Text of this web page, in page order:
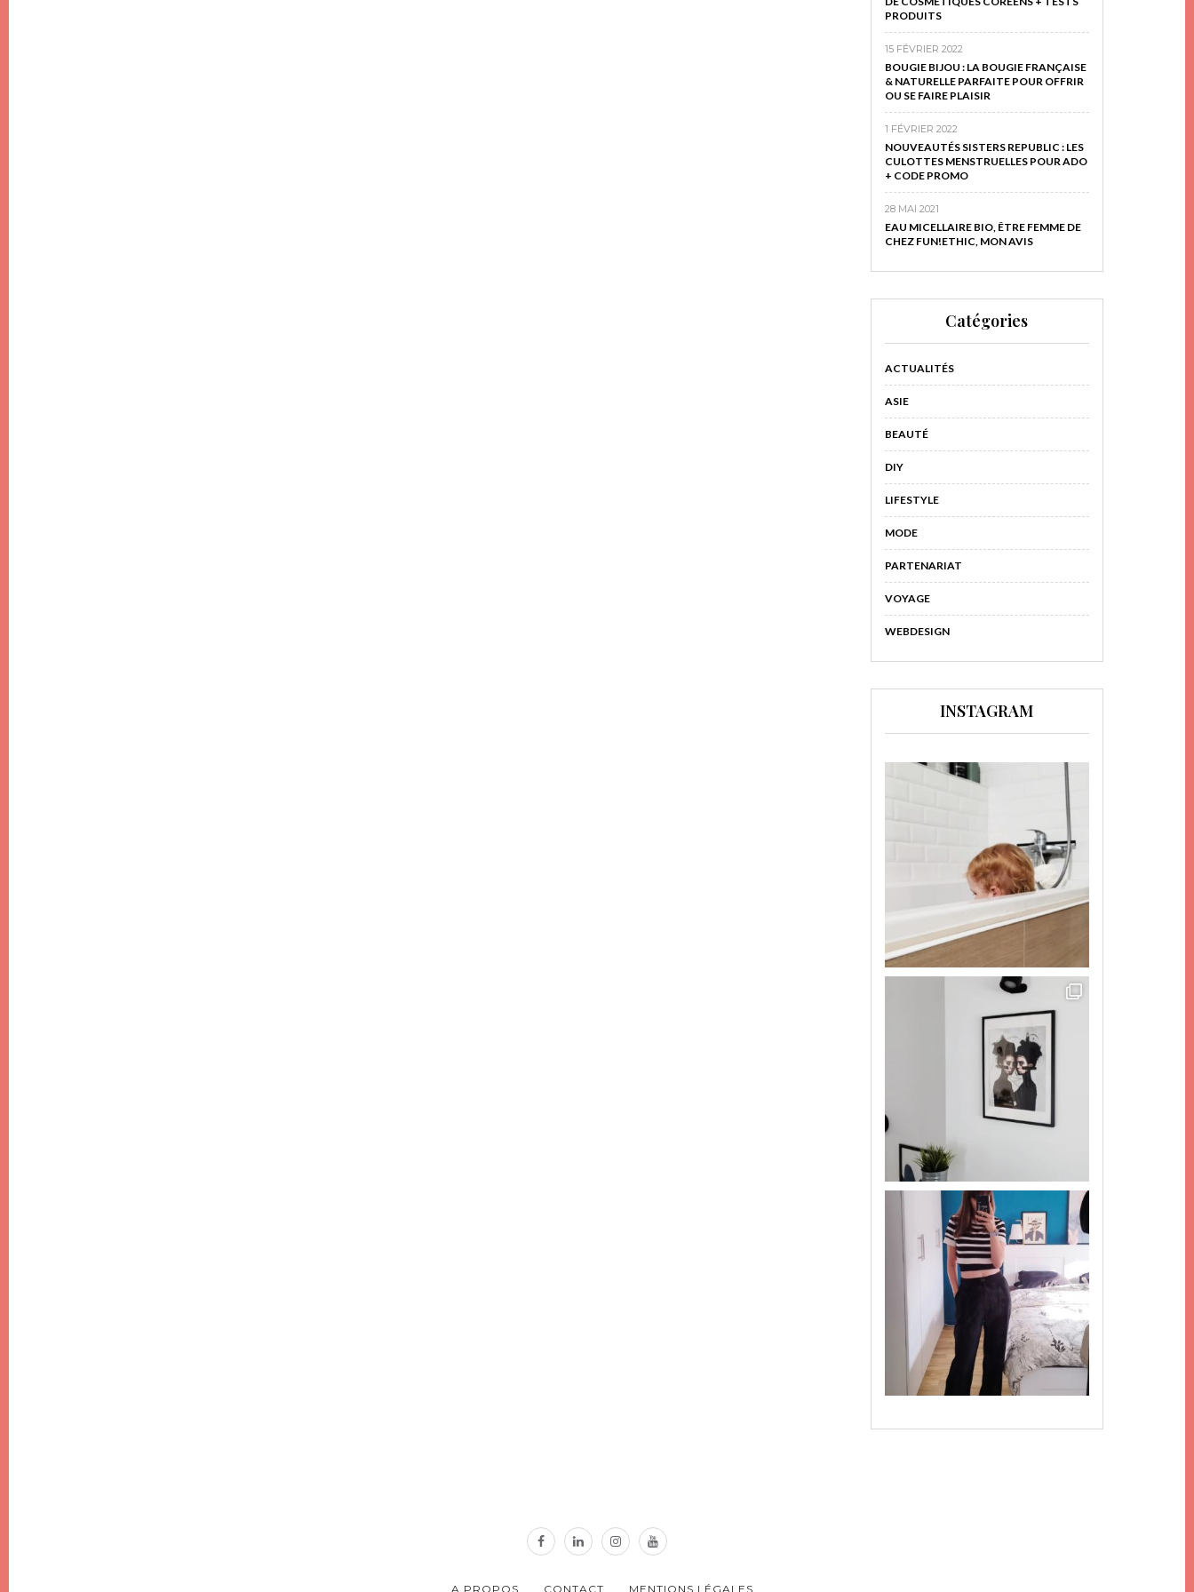
PRODUITS
15 FÉVRIER 2022
BOUGIE BIJOU : LA BOUGIE FRANÇAISE
& NATURELLE PARFAITE POUR OFFRIR
OU SE FAIRE PLAISIR
1 FÉVRIER 2022
NOUVEAUTÉS SISTERS REPUBLIC : LES
CULOTTES MENSTRUELLES POUR ADO
+ CODE PROMO
28 MAI 2021
EAU MICELLAIRE BIO, ÊTRE FEMME DE
CHEZ FUN!ETHIC, MON AVIS
Catégories
ACTUALITÉS
ASIE
BEAUTÉ
DIY
LIFESTYLE
MODE
PARTENARIAT
VOYAGE
WEBDESIGN
INSTAGRAM
A PROPOS CONTACT MENTIONS LÉGALES